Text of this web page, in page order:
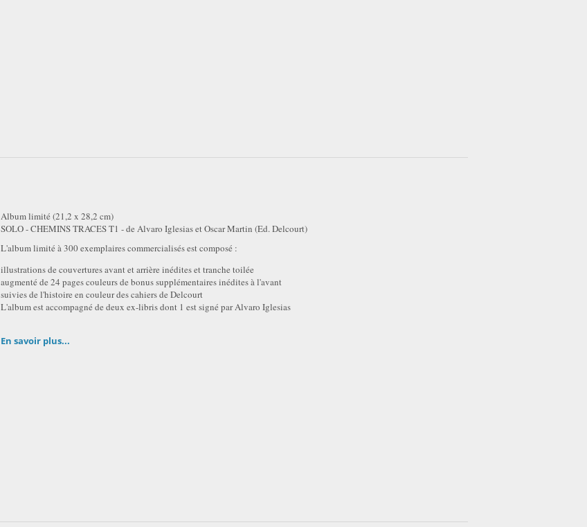
Album limité (21,2 x 28,2 cm)
SOLO - CHEMINS TRACES T1 - de Alvaro Iglesias et Oscar Martin (Ed. Delcourt)
L'album limité à 300 exemplaires commercialisés est composé :
illustrations de couvertures avant et arrière inédites et tranche toilée
augmenté de 24 pages couleurs de bonus supplémentaires inédites à l'avant
suivies de l'histoire en couleur des cahiers de Delcourt
L'album est accompagné de deux ex-libris dont 1 est signé par Alvaro Iglesias
En savoir plus...